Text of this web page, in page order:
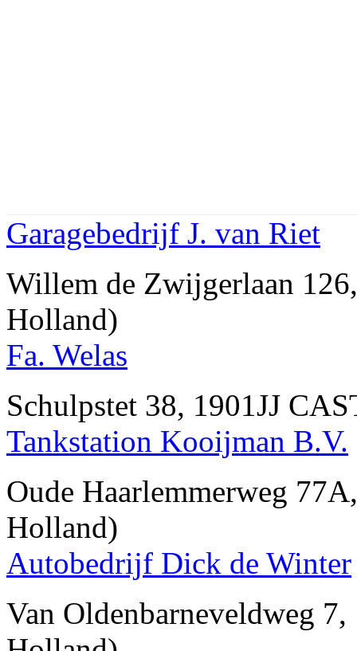
Garagebedrijf J. van Riet
Willem de Zwijgerlaan
Holland)
Fa. Welas
Schulpstet 38, 1901JJ
Tankstation Kooijman B.V.
Oude Haarlemmerweg
Holland)
Autobedrijf Dick de Winter
Van Oldenbarneveldweg